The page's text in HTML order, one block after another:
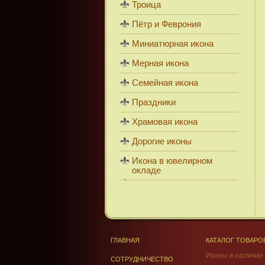
Троица
Пётр и Феврония
Миниатюрная икона
Мерная икона
Семейная икона
Праздники
Храмовая икона
Дорогие иконы
Икона в ювелирном
окладе
ГЛАВНАЯ
СОТРУДНИЧЕСТВО
КАТАЛОГ
Иконы в наличии